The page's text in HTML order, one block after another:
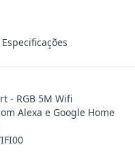
Especificações
- RGB 5M Wifi
Alexa e Google Home